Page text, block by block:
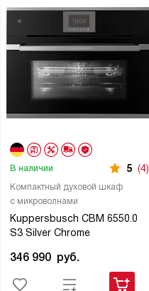
Компактный духовой шкаф
с микроволнами
Kuppersbusch CBM 6550.0
S3 Silver Chrome
В наличии 5 (4)
346 990 руб.